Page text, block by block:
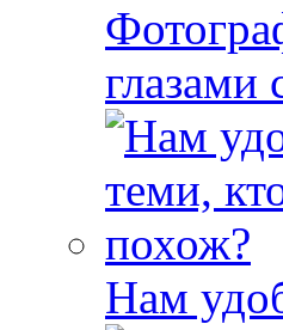
глазами
Нам